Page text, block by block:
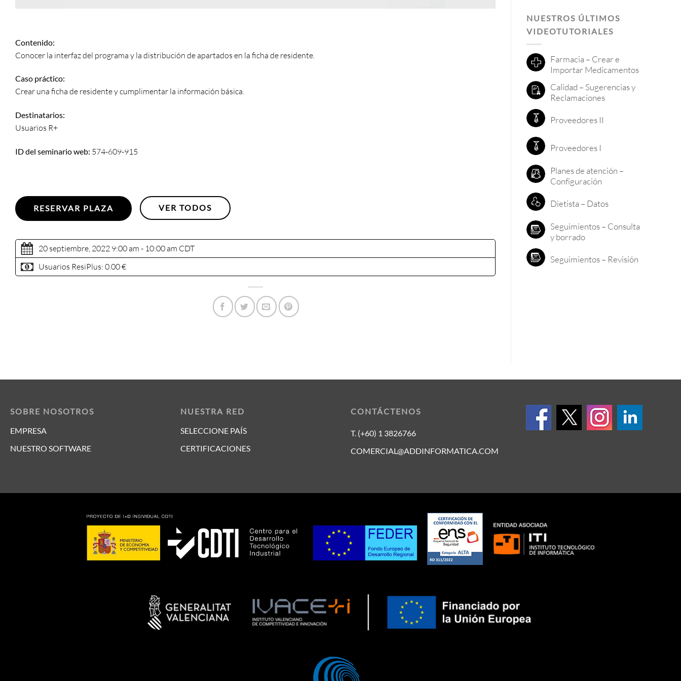
Contenido:
Conocer la interfaz del programa y la distribución de apartados en la ficha de residente.
Caso práctico:
Crear una ficha de residente y cumplimentar la información básica.
Destinatarios:
Usuarios R+
ID del seminario web: 574-609-915
RESERVAR PLAZA VER TODOS
20 septiembre, 2022 9:00 am - 10:00 am CDT
Usuarios ResiPlus: 0.00 €
NUESTROS ÚLTIMOS
VIDEOTUTORIALES
Farmacia – Crear e
Importar Medicamentos
Calidad – Sugerencias y
Reclamaciones
Proveedores II
Proveedores I
Planes de atención –
Configuración
Dietista – Datos
Seguimientos – Consulta
y borrado
Seguimientos – Revisión
SOBRE NOSOTROS
EMPRESA
NUESTRO SOFTWARE
NUESTRA RED
SELECCIONE PAÍS
CERTIFICACIONES
CONTÁCTENOS
T. (+60) 1 3826766
COMERCIAL@ADDINFORMATICA.COM